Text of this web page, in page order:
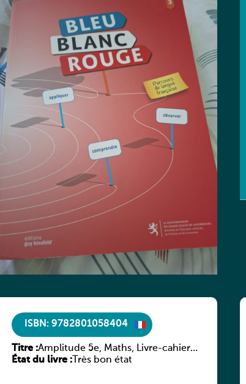
ISBN: 9782801058404
Titre :Amplitude 5e, Maths, Livre-cahier,
version luxembourgeoise
État du livre : Très bon état